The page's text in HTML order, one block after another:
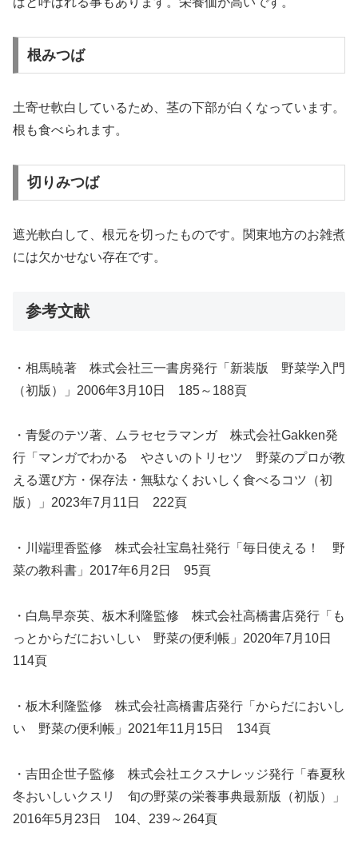
根みつば
土寄せ軟白しているため、茎の下部が白くなっています。
根も食べられます。
切りみつば
遮光軟白して、根元を切ったものです。関東地方のお雑煮
には欠かせない存在です。
参考文献
・相馬暁著 株式会社三一書房発行「新装版 野菜学入門
（初版）」2006年3月10日 185～188頁
・青髪のテツ著、ムラセセラマンガ 株式会社Gakken発
行「マンガでわかる やさいのトリセツ 野菜のプロが教
える選び方・保存法・無駄なくおいしく食べるコツ（初
版）」2023年7月11日 222頁
・川端理香監修 株式会社宝島社発行「毎日使える！ 野
菜の教科書」2017年6月2日 95頁
・白鳥早奈英、板木利隆監修 株式会社高橋書店発行「も
っとからだにおいしい 野菜の便利帳」2020年7月10日
114頁
・板木利隆監修 株式会社高橋書店発行「からだにおいし
い 野菜の便利帳」2021年11月15日 134頁
・吉田企世子監修 株式会社エクスナレッジ発行「春夏秋
冬おいしいクスリ 旬の野菜の栄養事典最新版（初版）」
2016年5月23日 104、239～264頁